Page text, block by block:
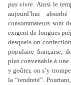
pas vivre. Ainsi le
aujourd’hui
consommateurs sont
exigent de longues
desquels on
populaire française,
plus convenable à une
y goûter, on s’y
la “tendreté”.